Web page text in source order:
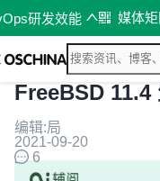
研发效能 媒体
FreeBSD 11.4
编辑:局
2021-09-20
6